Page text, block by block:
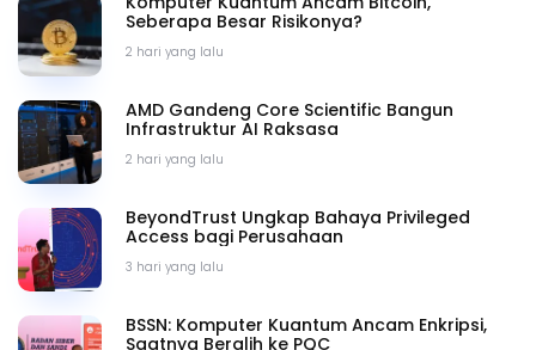
2 hari yang lalu
Seberapa Besar Risikonya?
2 hari yang lalu
AMD Gandeng Core Scientific Bangun
Infrastruktur AI Raksasa
3 hari yang lalu
BeyondTrust Ungkap Bahaya Privileged
Access bagi Perusahaan
BSSN: Komputer Kuantum Ancam Enkripsi,
Saatnya Beralih ke PQC